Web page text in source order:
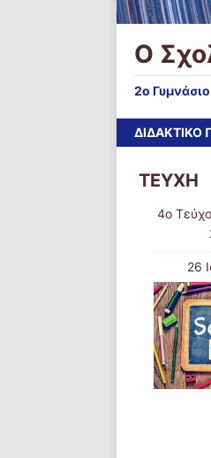
Ο
2ο
ΔΙΔΑΚΤΙΚΟ
ΤΕΥΧΗ
4ο
26